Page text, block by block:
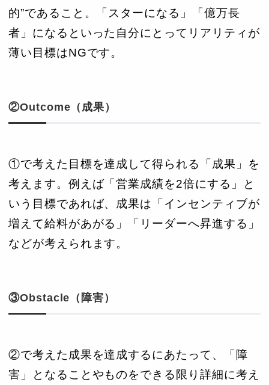
的”であること。「スターになる」「億万長
者」になるといった自分にとってリアリティが
薄い目標はNGです。
②Outcome（成果）
①で考えた目標を達成して得られる「成果」を
考えます。例えば「営業成績を2倍にする」と
いう目標であれば、成果は「インセンティブが
増えて給料があがる」「リーダーへ昇進する」
などが考えられます。
③Obstacle（障害）
②で考えた成果を達成するにあたって、「障
害」となることやものをできる限り詳細に考え